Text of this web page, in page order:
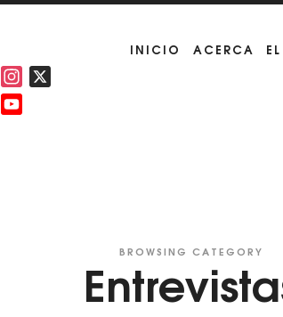
INICIO ACERCA
FacebookInstagram
BROWSING CATEGORY